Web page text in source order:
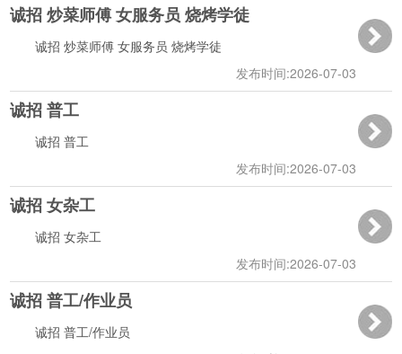
16:27:16
诚招 炒菜师傅 女服务员 烧烤学徒
发布时间:2026-07-03
诚招 炒菜师傅 女服务员 烧烤学徒
诚招 普工
发布时间:2026-07-03
诚招 普工
诚招 女杂工
发布时间:2026-07-03
诚招 女杂工
诚招 普工/作业员
诚招 普工/作业员